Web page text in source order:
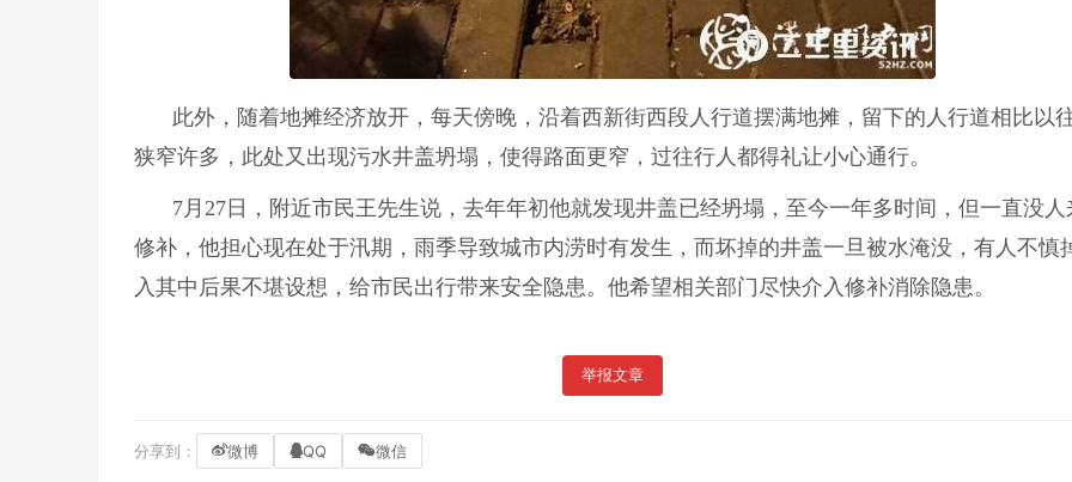
此外，随着地摊经济放开，每天傍晚，沿着西新街西段人行道摆满地摊，留下的人行道相比以
狭窄许多，此处又出现污水井盖坍塌，使得路面更窄，过往行人都得礼让小心通行。
7月27日，附近市民王先生说，去年年初他就发现井盖已经坍塌，至今一年多时间，但一直没人
修补，他担心现在处于汛期，雨季导致城市内涝时有发生，而坏掉的井盖一旦被水淹没，有人不慎
入其中后果不堪设想，给市民出行带来安全隐患。他希望相关部门尽快介入修补消除隐患。
举报文章
分享到： 微博 QQ 微信